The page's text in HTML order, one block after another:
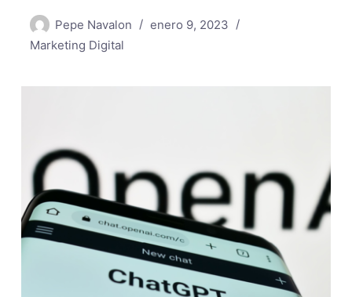
Pepe Navalon
enero 9, 2023
Marketing Digital